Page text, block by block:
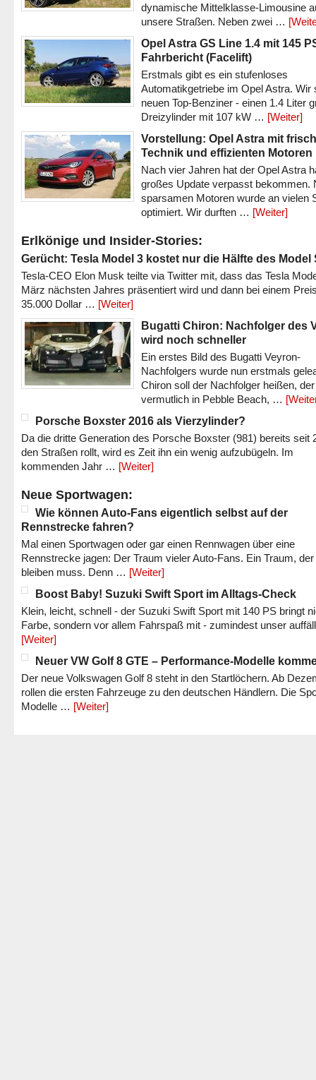
dynamische Mittelklasse-Limousine
unsere Straßen. Neben zwei …
Opel Astra GS Line 1.4 mit 145
Fahrbericht (Facelift)
Erstmals gibt es ein stufenloses
Automatikgetriebe im Opel Astra. Wir
neuen Top-Benziner - einen 1.4 Liter
Dreizylinder mit 107 kW … [Weiter]
Vorstellung: Opel Astra mit
Technik und effizienten Motoren
Nach vier Jahren hat der Opel Astra
großes Update verpasst bekommen.
sparsamen Motoren wurde an vielen
optimiert. Wir durften … [Weiter]
Erlkönige und Insider-Stories:
Gerücht: Tesla Model 3 kostet nur die Hälfte des Model
Tesla-CEO Elon Musk teilte via Twitter mit, dass das Tesla
März nächsten Jahres präsentiert wird und dann bei einem
35.000 Dollar … [Weiter]
Bugatti Chiron: Nachfolger des
wird noch schneller
Ein erstes Bild des Bugatti Veyron-
Nachfolgers wurde nun erstmals
Chiron soll der Nachfolger heißen, der
vermutlich in Pebble Beach, …
Porsche Boxster 2016 als Vierzylinder?
Da die dritte Generation des Porsche Boxster (981) bereits seit
den Straßen rollt, wird es Zeit ihn ein wenig aufzubügeln. Im
kommenden Jahr … [Weiter]
Neue Sportwagen:
Wie können Auto-Fans eigentlich selbst auf der
Rennstrecke fahren?
Mal einen Sportwagen oder gar einen Rennwagen über eine
Rennstrecke jagen: Der Traum vieler Auto-Fans. Ein Traum,
bleiben muss. Denn … [Weiter]
Boost Baby! Suzuki Swift Sport im Alltags-Check
Klein, leicht, schnell - der Suzuki Swift Sport mit 140 PS bringt
Farbe, sondern vor allem Fahrspaß mit - zumindest unser
[Weiter]
Neuer VW Golf 8 GTE – Performance-Modelle
Der neue Volkswagen Golf 8 steht in den Startlöchern. Ab
rollen die ersten Fahrzeuge zu den deutschen Händlern. Die
Modelle … [Weiter]